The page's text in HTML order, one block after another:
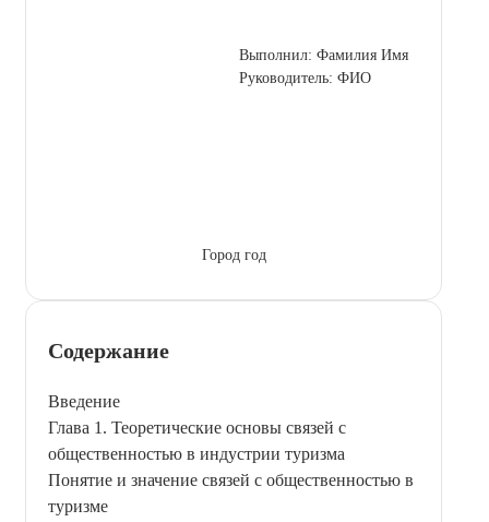
Выполнил: Фамилия Имя
Руководитель: ФИО
Город год
Содержание
Введение
Глава 1. Теоретические основы связей с
общественностью в индустрии туризма
Понятие и значение связей с общественностью в
туризме